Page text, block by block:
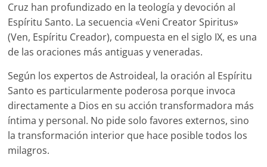
Cruz han profundizado en la teología y devoción al
Espíritu Santo. La secuencia «Veni Creator Spiritus»
(Ven, Espíritu Creador), compuesta en el siglo IX, es una
de las oraciones más antiguas y veneradas.
Según los expertos de Astroideal, la oración al Espíritu
Santo es particularmente poderosa porque invoca
directamente a Dios en su acción transformadora más
íntima y personal. No pide solo favores externos, sino
la transformación interior que hace posible todos los
milagros.